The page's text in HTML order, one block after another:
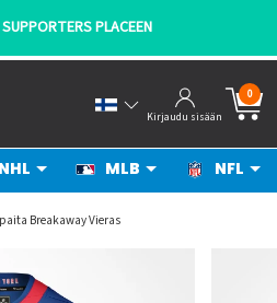
PLACEEN
Kirjaudu sisään
0
NHL MLB NFL
Breakaway Vieras